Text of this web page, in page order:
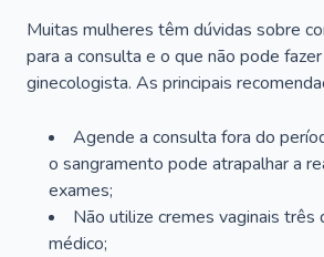
Muitas mulheres têm dúvidas sobre
para a consulta e o que não pode
ginecologista. As principais
Agende a consulta fora do
o sangramento pode atrapalhar a
exames;
Não utilize cremes vaginais três
médico;